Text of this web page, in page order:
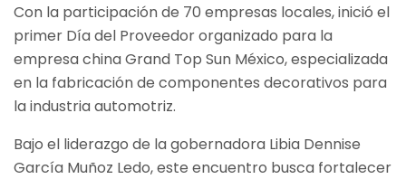
Con la participación de 70 empresas locales, inició el
primer Día del Proveedor organizado para la
empresa china Grand Top Sun México, especializada
en la fabricación de componentes decorativos para
la industria automotriz.
Bajo el liderazgo de la gobernadora Libia Dennise
García Muñoz Ledo, este encuentro busca fortalecer